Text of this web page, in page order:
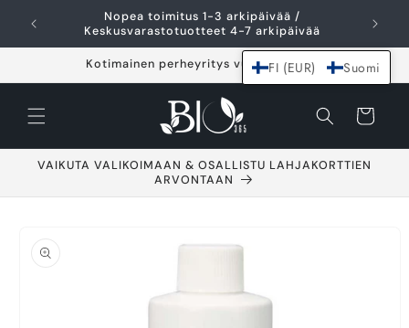
sisältöön
Nopea toimitus 1-3 arkipäivää /
Keskusvarastotuotteet 4-7 arkipäivää
Kotimainen perheyritys vuodesta 2021
Ostoskori
VAIKUTA VALIKOIMAAN & OSALLISTU LAHJAKORTTIEN
ARVONTAAN
tuotetietoihin
FI (EUR) Suomi